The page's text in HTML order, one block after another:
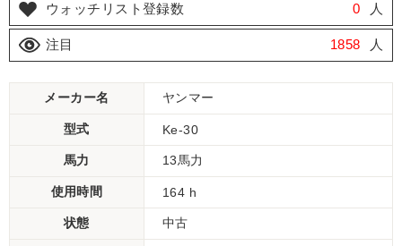
ウォッチリスト登録数 0 人
注目 1858 人
メーカー名 ヤンマー
型式 Ke-30
馬力 13馬力
使用時間 164 h
状態 中古